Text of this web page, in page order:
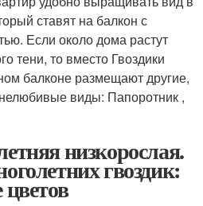
ставят на балкон с
Если около дома растут
тени, то вместо Гвоздики
балконе размещают другие,
виды: Папоротник ,
низкорослая.
гвоздик: